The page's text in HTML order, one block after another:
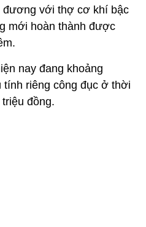
đương với thợ cơ khí bậc
mới hoàn thành được
nay đang khoảng
tính riêng công đục ở thời
đồng.